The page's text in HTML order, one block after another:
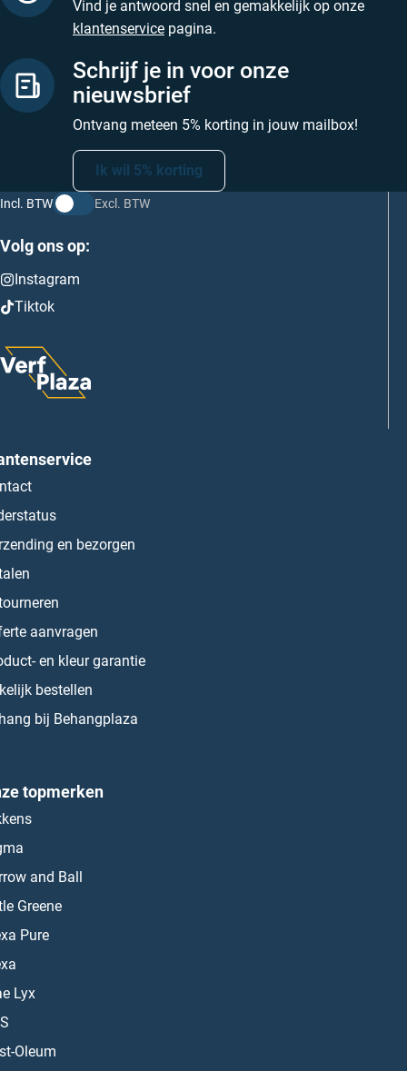
Vind je antwoord snel en gemakkelijk op onze
klantenservice pagina.
Schrijf je in voor onze
nieuwsbrief
Ontvang meteen 5% korting in jouw mailbox!
Ik wil 5% korting
Incl. BTW Excl. BTW
Volg ons op:
Instagram
Tiktok
en bezorgen
aanvragen
en kleur garantie
bestellen
bij Behangplaza
topmerken
and Ball
Greene
Pure
Lyx
Oleum